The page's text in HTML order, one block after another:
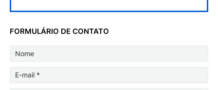
FORMULÁRIO DE CONTATO